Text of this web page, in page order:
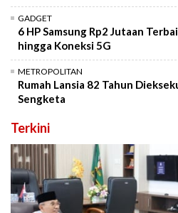
GADGET
6 HP Samsung Rp2 Jutaan
hingga Koneksi 5G
METROPOLITAN
Rumah Lansia 82 Tahun
Sengketa
Terkini